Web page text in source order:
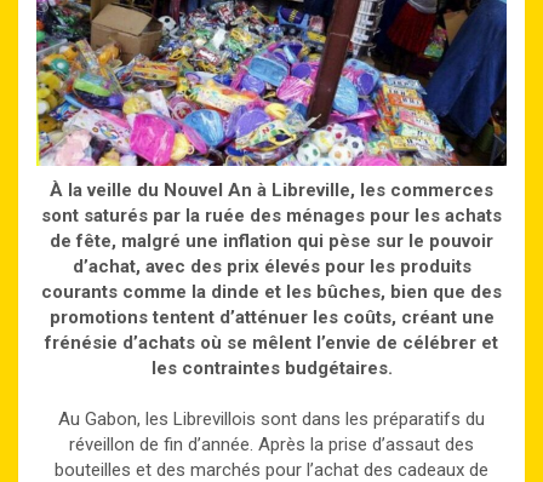
o
o
k
d
o
n
t
A
p
p
n
n
k
er
À la veille du Nouvel An à Libreville, les commerces
sont saturés par la ruée des ménages pour les achats
de fête, malgré une inflation qui pèse sur le pouvoir
d’achat, avec des prix élevés pour les produits
courants comme la dinde et les bûches, bien que des
promotions tentent d’atténuer les coûts, créant une
frénésie d’achats où se mêlent l’envie de célébrer et
les contraintes budgétaires.
Au Gabon, les Librevillois sont dans les préparatifs du
réveillon de fin d’année. Après la prise d’assaut des
bouteilles et des marchés pour l’achat des cadeaux de